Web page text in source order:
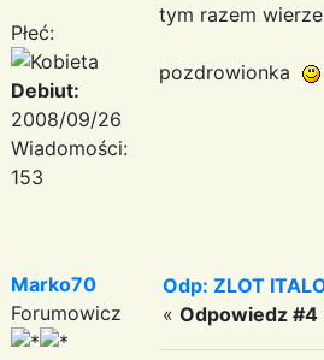
Płeć:
Debiut:
2008/09/26
Wiadomości:
153
tym razem
pozdrowionka
Marko70
Forumowicz
Odp: ZLOT
« Odpowiedz #4